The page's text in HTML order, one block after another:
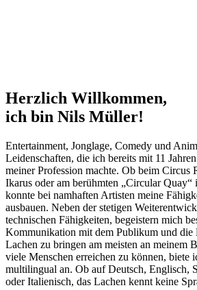
Herzlich Willkommen,
ich bin Nils Müller!
Entertainment, Jonglage, Comedy und
Leidenschaften, die ich bereits mit 11
meiner Profession machte. Ob beim Circus
Ikarus oder am berühmten „Circular
konnte bei namhaften Artisten meine
ausbauen. Neben der stetigen
technischen Fähigkeiten, begeistern mich
Kommunikation mit dem Publikum und die
Lachen zu bringen am meisten an meinem
viele Menschen erreichen zu können, biete
multilingual an. Ob auf Deutsch, Englisch,
oder Italienisch, das Lachen kennt keine